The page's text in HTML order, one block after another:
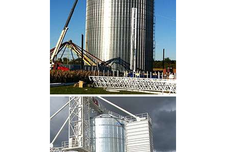
CLIQUEZ POUR AGRANDIR